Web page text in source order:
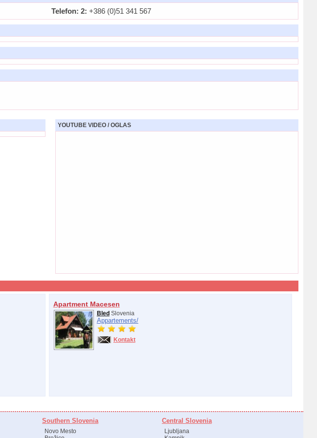
Telefon: 2: +386 (0)51 341 567
YOUTUBE VIDEO / OGLAS
Apartment Macesen
Bled Slovenia
Appartements/
Kontakt
Southern Slovenia
Novo Mesto
Central Slovenia
Ljubljana